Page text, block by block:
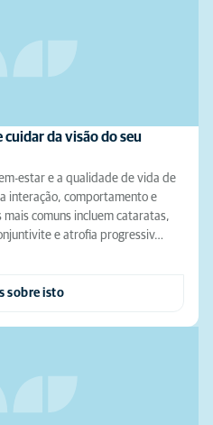
cuidar da visão do seu
estar e a qualidade de vida de
interação, comportamento e
mais comuns incluem cataratas,
e atrofia progressiv…
sobre isto